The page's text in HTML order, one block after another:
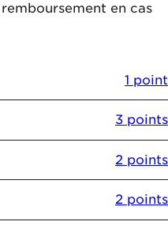
en cas
1 point
3 points
2 points
2 points